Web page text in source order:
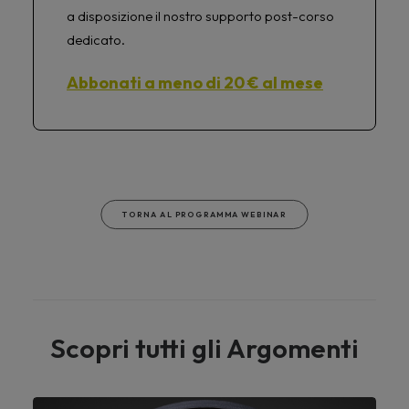
a disposizione il nostro supporto post-corso
dedicato.
Abbonati a meno di 20 € al mese
TORNA AL PROGRAMMA WEBINAR
Scopri tutti gli Argomenti